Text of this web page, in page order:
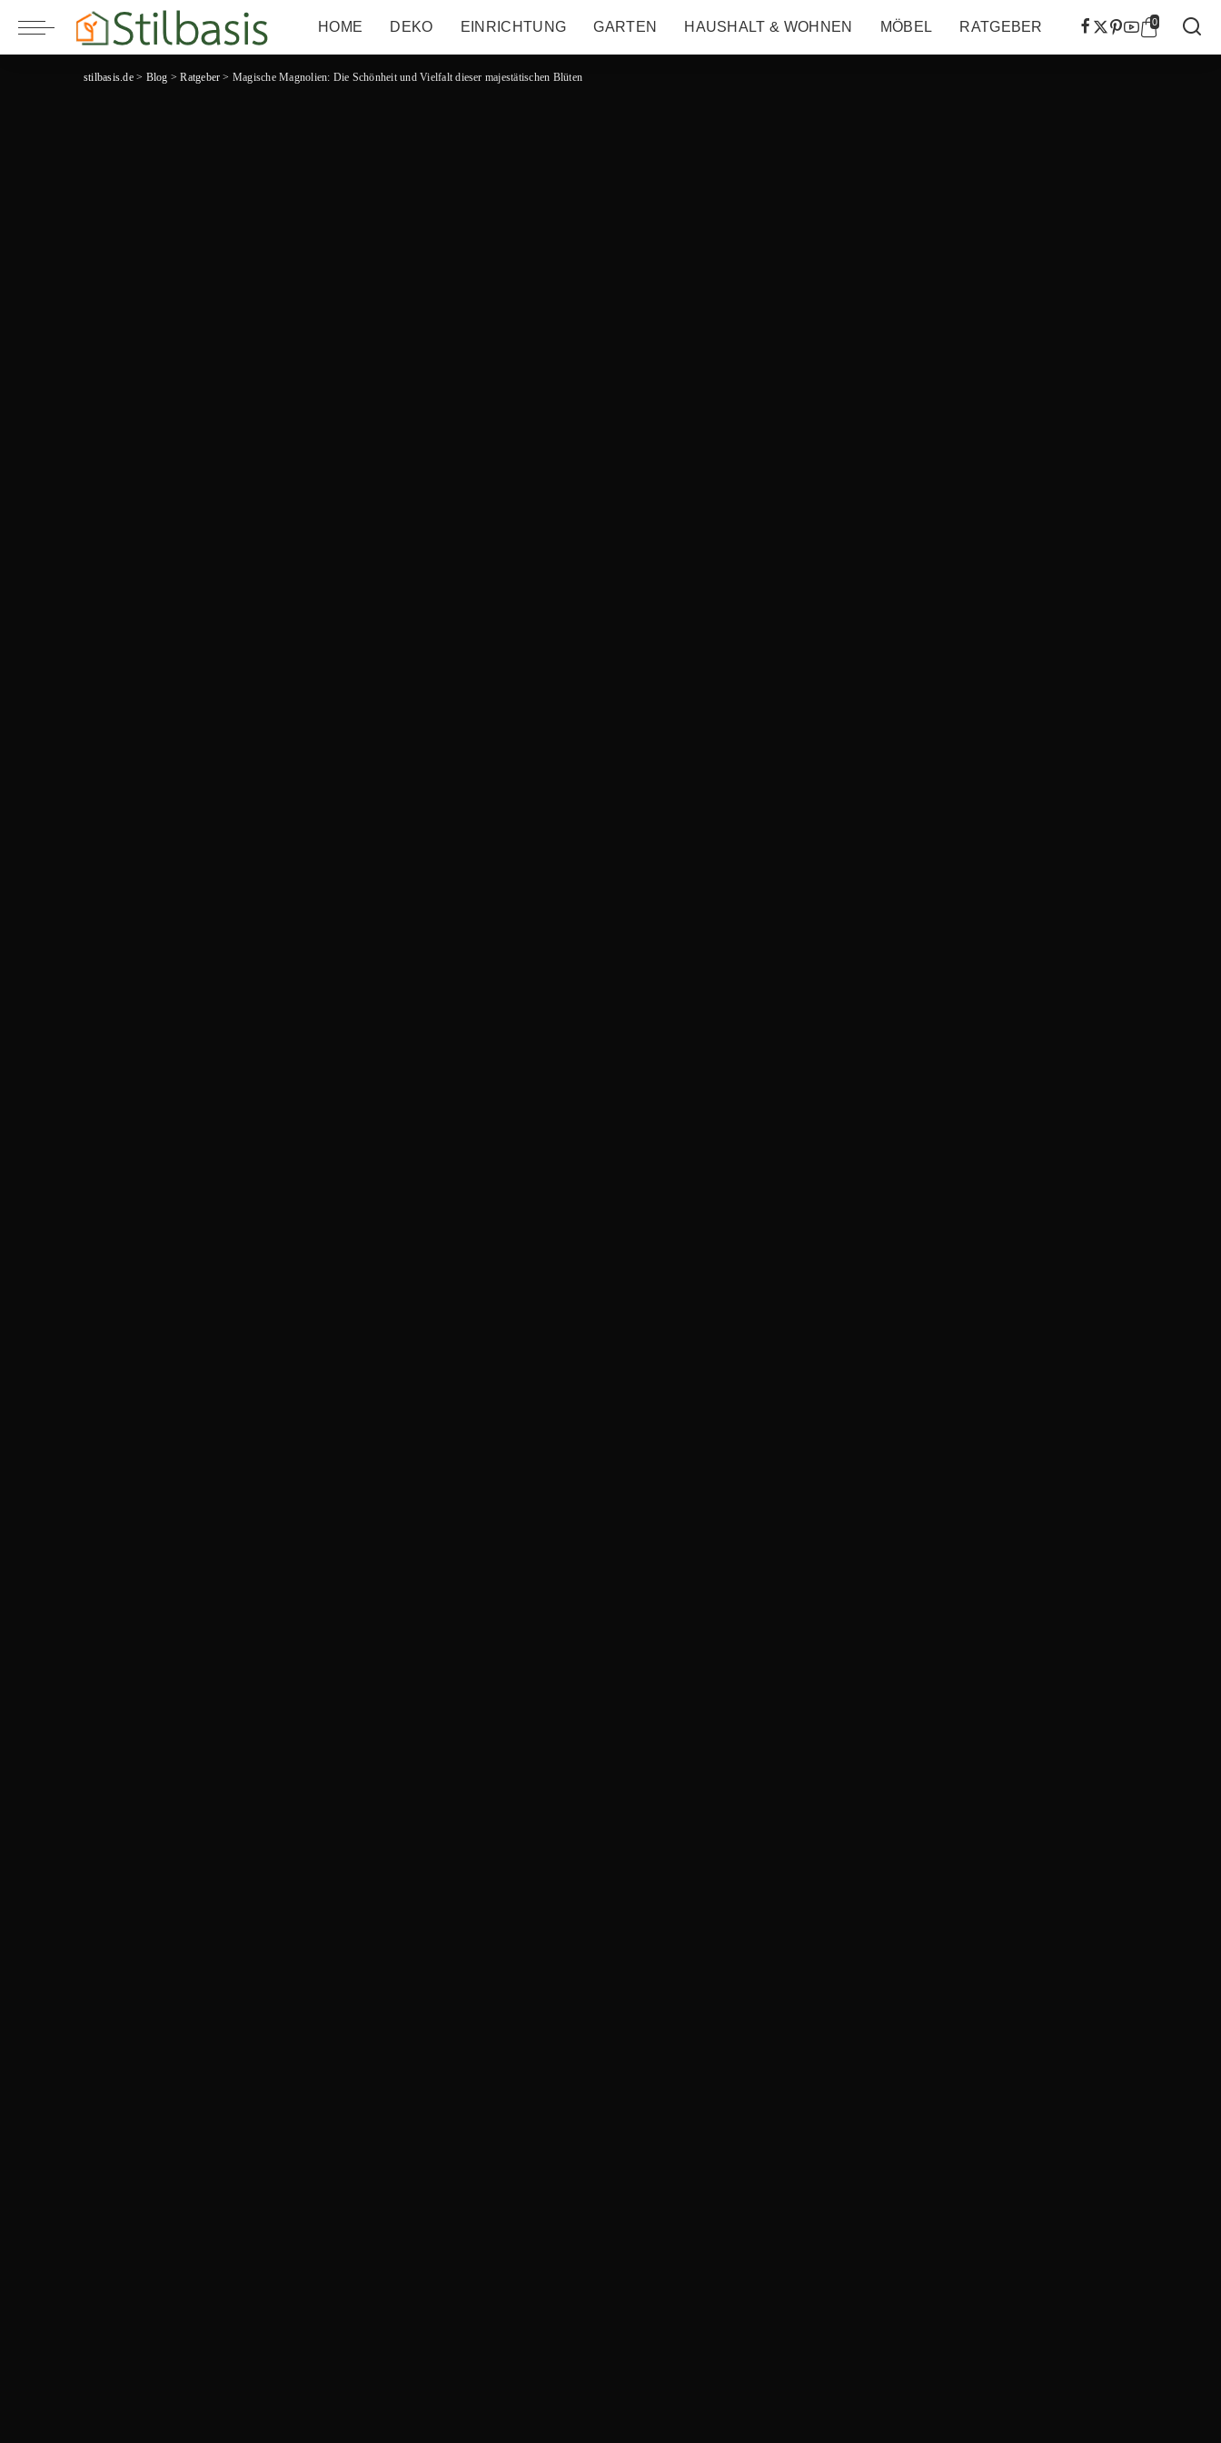
HOME DEKO EINRICHTUNG GARTEN HAUSHALT & WOHNEN MÖBEL RATGEBER 0
stilbasis.de> Blog >Ratgeber > Magische Magnolien: Die Schönheit und Vielfalt dieser majestätischen Blüten